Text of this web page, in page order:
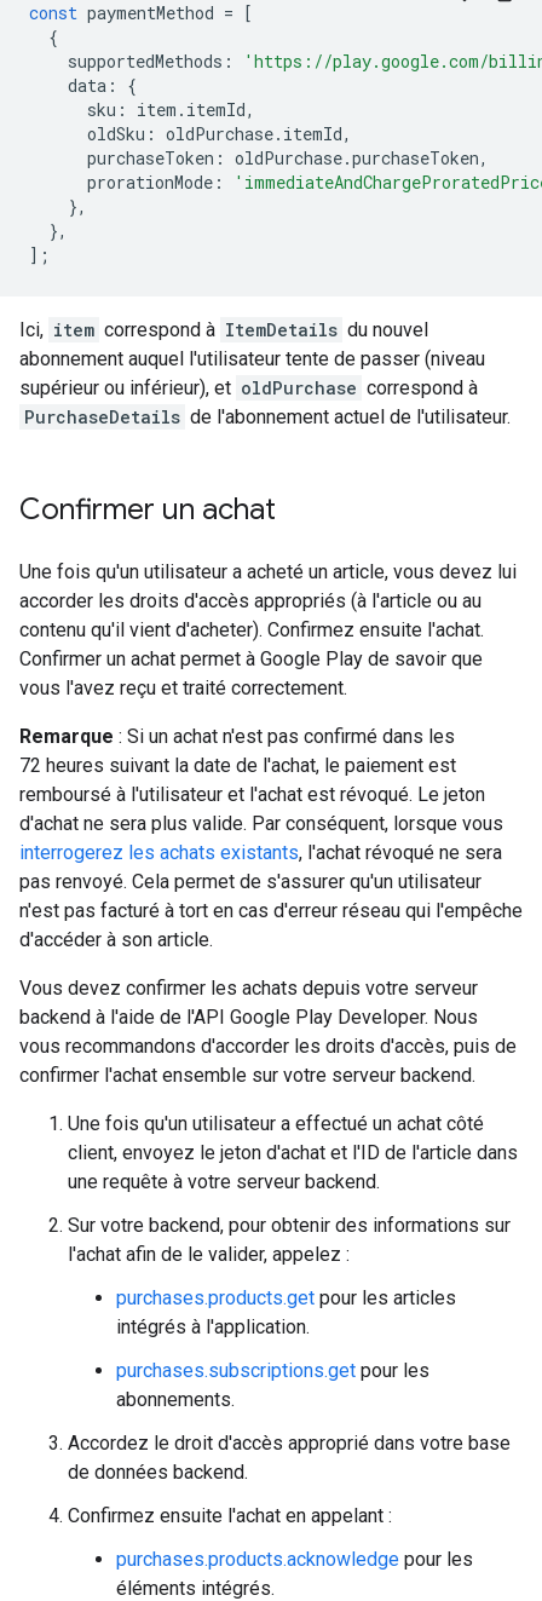
const paymentMethod = [
{
supportedMethods :
'https://play.google.com/
data :
{
sku : item . itemId,
oldSku : oldPurchase. itemId,
purchaseToken : oldPurchase.purchaseToken,
prorationMode :
},
},
];
Ici, item correspond à ItemDetails du nouvel
abonnement auquel l'utilisateur tente de passer (niveau
supérieur ou inférieur), et oldPurchase correspond à
PurchaseDetails de l'abonnement actuel de l'utilisateur.
Confirmer un achat
Une fois qu'un utilisateur a acheté un article, vous devez lui
accorder les droits d'accès appropriés (à l'article ou au
contenu qu'il vient d'acheter). Confirmez ensuite l'achat.
Confirmer un achat permet à Google Play de savoir que
vous l'avez reçu et traité correctement.
Remarque : Si un achat n'est pas confirmé dans les
72 heures suivant la date de l'achat, le paiement est
remboursé à l'utilisateur et l'achat est révoqué. Le jeton
d'achat ne sera plus valide. Par conséquent, lorsque vous
interrogerez les achats existants, l'achat révoqué ne sera
pas renvoyé. Cela permet de s'assurer qu'un utilisateur
n'est pas facturé à tort en cas d'erreur réseau qui l'empêche
d'accéder à son article.
Vous devez confirmer les achats depuis votre serveur
backend à l'aide de l'API Google Play Developer. Nous
vous recommandons d'accorder les droits d'accès, puis de
confirmer l'achat ensemble sur votre serveur backend.
Une fois qu'un utilisateur a effectué un achat côté
client, envoyez le jeton d'achat et l'ID de l'article dans
une requête à votre serveur backend.
Sur votre backend, pour obtenir des informations sur
l'achat afin de le valider, appelez :
purchases.products.get pour les articles
intégrés à l'application.
purchases.subscriptions.get pour les
abonnements.
Accordez le droit d'accès approprié dans votre base
de données backend.
Confirmez ensuite l'achat en appelant :
purchases.products.acknowledge pour les
éléments intégrés.